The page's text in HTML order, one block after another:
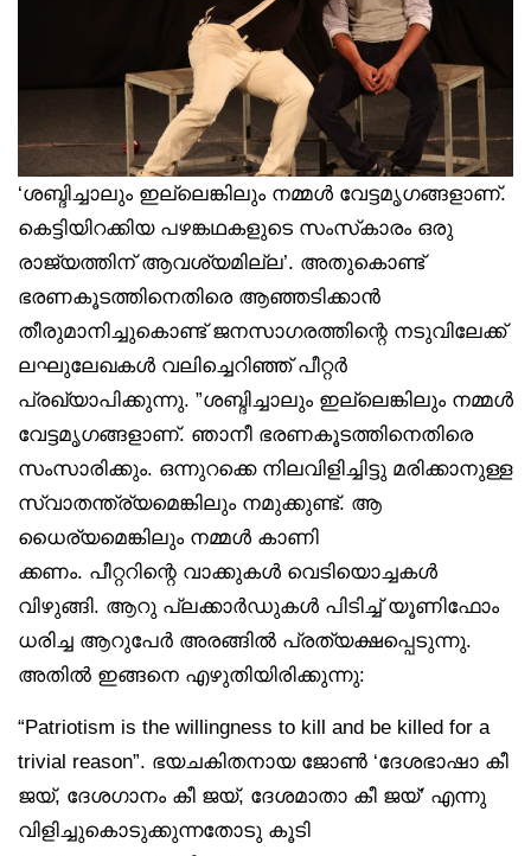
‘ശബ്ദിച്ചാലും ഇല്ലെങ്കിലും നമ്മൾ വേട്ടമൃഗങ്ങളാണ്.
കെട്ടിയിറക്കിയ പഴങ്കഥകളുടെ സംസ്‌കാരം ഒരു
രാജ്യത്തിന് ആവശ്യമില്ല’. അതുകൊണ്ട്
ഭരണകൂടത്തിനെതിരെ ആഞ്ഞടിക്കാൻ
തീരുമാനിച്ചുകൊണ്ട് ജനസാഗരത്തിന്റെ നടുവിലേക്ക്
ലഘുലേഖകൾ വലിച്ചെറിഞ്ഞ് പീറ്റർ
പ്രഖ്യാപിക്കുന്നു. ”ശബ്ദിച്ചാലും ഇല്ലെങ്കിലും നമ്മൾ
വേട്ടമൃഗങ്ങളാണ്. ഞാനീ ഭരണകൂടത്തിനെതിരെ
സംസാരിക്കും. ഒന്നുറക്കെ നിലവിളിച്ചിട്ടു മരിക്കാനുള്ള
സ്വാതന്ത്ര്യമെങ്കിലും നമുക്കുണ്ട്. ആ
ധൈര്യമെങ്കിലും നമ്മൾ കാണി
ക്കണം. പീറ്ററിന്റെ വാക്കുകൾ വെടിയൊച്ചകൾ
വിഴുങ്ങി. ആറു പ്ലക്കാർഡുകൾ പിടിച്ച് യൂണിഫോം
ധരിച്ച ആറുപേർ അരങ്ങിൽ പ്രത്യക്ഷപ്പെടുന്നു.
അതിൽ ഇങ്ങനെ എഴുതിയിരിക്കുന്നു:
“Patriotism is the willingness to kill and be killed for a
trivial reason”. ഭയചകിതനായ ജോൺ ‘ദേശഭാഷാ കീ
ജയ്, ദേശഗാനം കീ ജയ്, ദേശമാതാ കീ ജയ്’ എന്നു
വിളിച്ചുകൊടുക്കുന്നതോടു കൂടി